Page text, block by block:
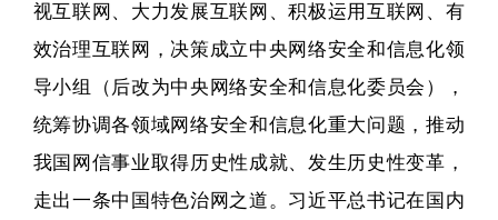
视互联网、大力发展互联网、积极运用互联网、有
效治理互联网，决策成立中央网络安全和信息化领
导小组（后改为中央网络安全和信息化委员会），
统筹协调各领域网络安全和信息化重大问题，推动
我国网信事业取得历史性成就、发生历史性变革，
走出一条中国特色治网之道。习近平总书记在国内